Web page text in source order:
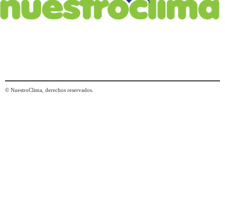
© NuestroClima, derechos reservados.